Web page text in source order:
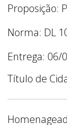
Proposição:
Norma: DL
Entrega: 06/
Título de